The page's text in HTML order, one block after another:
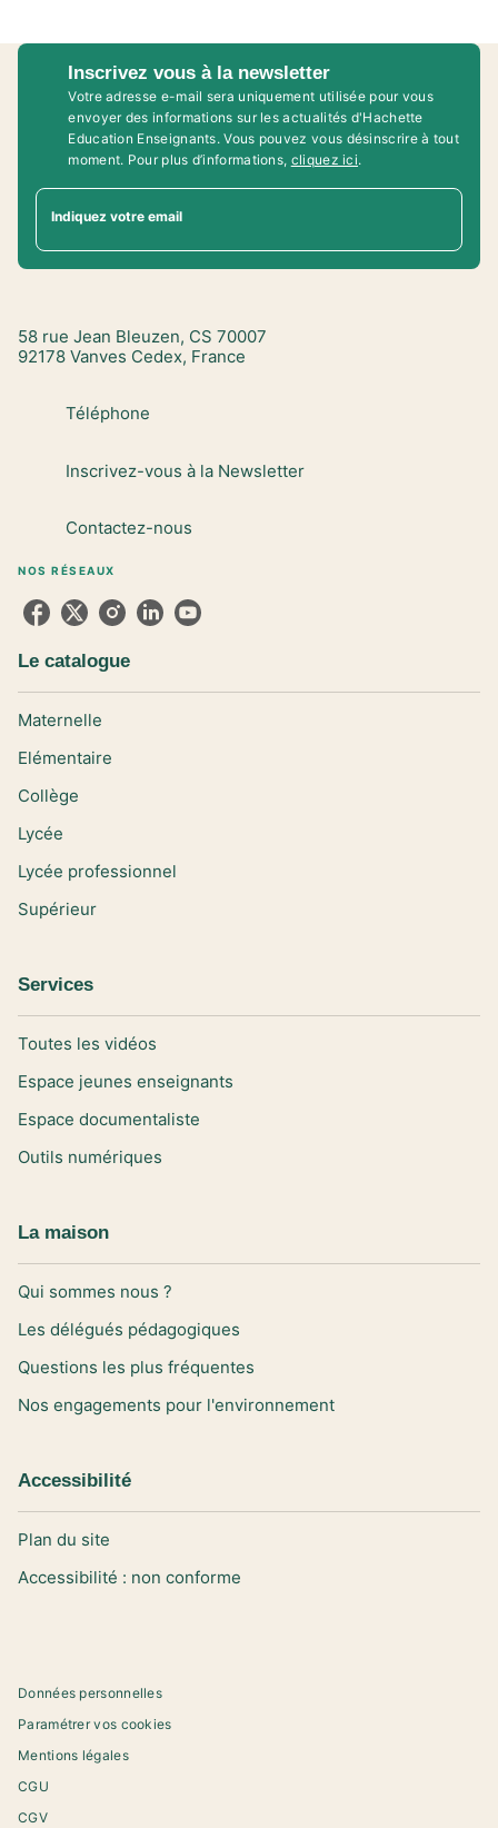
Inscrivez vous à la newsletter
Votre adresse e-mail sera uniquement utilisée pour vous
envoyer des informations sur les actualités d'Hachette
Education Enseignants. Vous pouvez vous désinscrire à tout
moment. Pour plus d’informations, cliquez ici.
Indiquez votre email
58 rue Jean Bleuzen, CS 70007
92178 Vanves Cedex, France
Téléphone
Inscrivez-vous à la Newsletter
Contactez-nous
NOS RÉSEAUX
Le catalogue
Maternelle
Elémentaire
Collège
Lycée
Lycée professionnel
Supérieur
Services
Toutes les vidéos
Espace jeunes enseignants
Espace documentaliste
Outils numériques
La maison
Qui sommes nous ?
Les délégués pédagogiques
Questions les plus fréquentes
Nos engagements pour l'environnement
Accessibilité
Plan du site
Accessibilité : non conforme
Données personnelles
Paramétrer vos cookies
Mentions légales
CGU
CGV